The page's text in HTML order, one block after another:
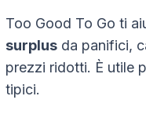
Too Good To Go ti
surplus da panifici,
prezzi ridotti. È utile
tipici.